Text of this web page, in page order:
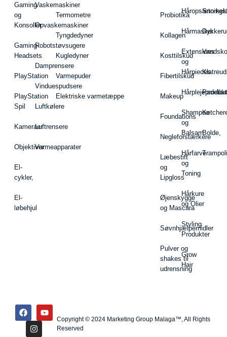
Gaming
og
Konsoller
Gaming-
Headsets
PlayStation
PlayStation
Spil
Kameraer
Objektiver
El-
cykler,
El-
løbehjul
Vaskemaskiner
Opvaskemaskiner
Robotstøvsugere
Damprensere
Vinduespudsere
Luftkølere
Luftrensere
Varmeapparater
Termometre
Tyngdedyner
Kugledyner
Varmepuder
Elektriske varmetæppe
Probiotika
Kollagen
Kosttilskud
Fibertilskud
Makeup
Foundations
Negleforstærkere
Læbestift
og
Lipgloss
Øjenskygge
og Mascara
Søvnhjælpemidler
Pulver og
shakes til
udrensning
Hårmasker
Extensions
og
Hårpieces
Shampoo
og
Balsam
Hårfarve
og
Toning
Hårkure
og Olier
Styling
Produkter
Grow
Hair
Vandsko
Bolde,
Copyright © 2024 Marketing Group Malaga™, All Rights
Reserved